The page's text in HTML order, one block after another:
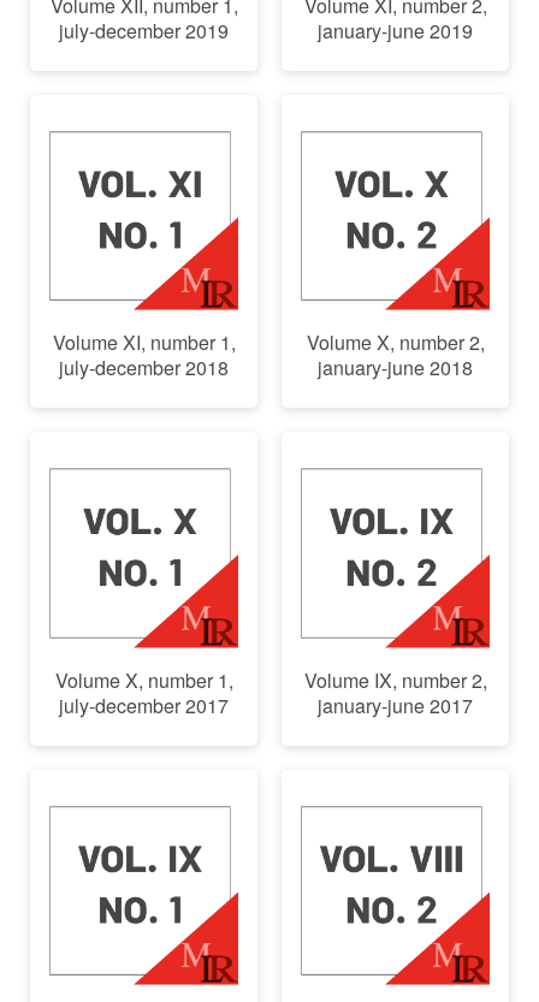
july-december 2019
january-june 2019
Volume XI, number 1,
july-december 2018
Volume X, number 2,
january-june 2018
Volume X, number 1,
july-december 2017
Volume IX, number 2,
january-june 2017